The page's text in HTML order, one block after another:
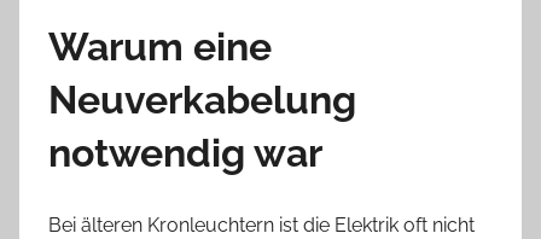
Warum eine
Neuverkabelung
notwendig war
Bei älteren Kronleuchtern ist die Elektrik oft nicht